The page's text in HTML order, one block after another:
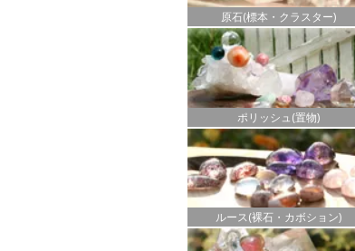
原石(標本・クラスター)
ポリッシュ(置物)
ルース(裸石・カボション)